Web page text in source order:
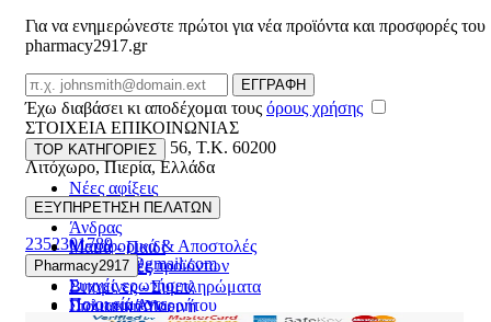
Για να ενημερώνεστε πρώτοι για νέα προϊόντα και προσφορές του
pharmacy2917.gr
Email
ΕΓΓΡΑΦΗ
Έχω διαβάσει κι αποδέχομαι τους όρους χρήσης
ΣΤΟΙΧΕΙΑ ΕΠΙΚΟΙΝΩΝΙΑΣ
Βασ. Κωνσταντίνου 56, T.K. 60200
Λιτόχωρο,Πιερία,Ελλάδα
ΓΕΜΗ:165892448000
2352301789
pharmacy2917@gmail.com
TOP ΚΑΤΗΓΟΡΙΕΣ
Νέες αφίξεις
Γυναίκα
Άνδρας
Μαμά - Παιδί
Προσφορές
Βιταμίνες - Συμπληρώματα
Στοματική Υγιεινή
ΕΞΥΠΗΡΕΤΗΣΗ ΠΕΛΑΤΩΝ
Μεταφορικά & Αποστολές
Επιστροφές προϊόντων
Συχνές ερωτήσεις
Πολιτική Απορρήτου
Pharmacy2917
Ποιοι είμαστε